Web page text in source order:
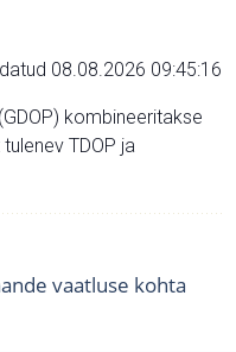
08.08.2026 09:45:16
kombineeritakse
TDOP ja
vaatluse kohta